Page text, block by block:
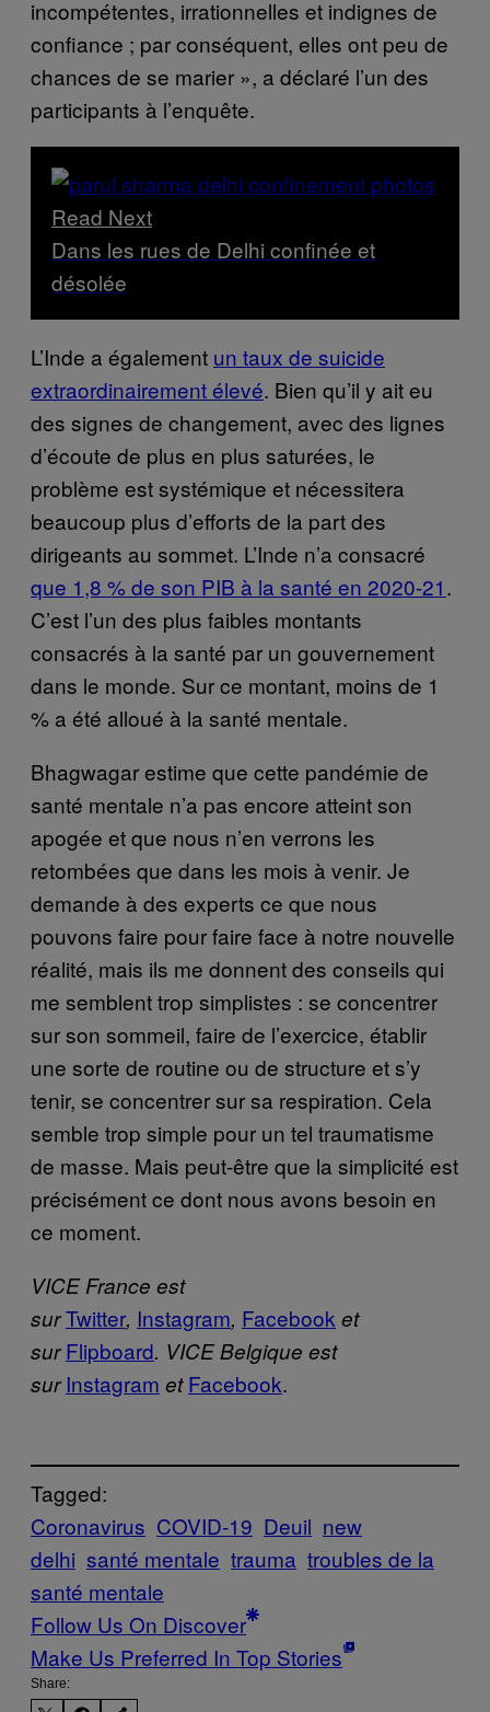
incompétentes, irrationnelles et indignes de
confiance ; par conséquent, elles ont peu de
chances de se marier », a déclaré l’un des
participants à l’enquête.
Read Next
Dans les rues de Delhi confinée et
désolée
L’Inde a également un taux de suicide
extraordinairement élevé. Bien qu’il y ait eu
des signes de changement, avec des lignes
d’écoute de plus en plus saturées, le
problème est systémique et nécessitera
beaucoup plus d’efforts de la part des
dirigeants au sommet. L’Inde n’a consacré
que 1,8 % de son PIB à la santé en 2020-21.
C’est l’un des plus faibles montants
consacrés à la santé par un gouvernement
dans le monde. Sur ce montant, moins de 1
% a été alloué à la santé mentale.
Bhagwagar estime que cette pandémie de
santé mentale n’a pas encore atteint son
apogée et que nous n’en verrons les
retombées que dans les mois à venir. Je
demande à des experts ce que nous
pouvons faire pour faire face à notre nouvelle
réalité, mais ils me donnent des conseils qui
me semblent trop simplistes : se concentrer
sur son sommeil, faire de l’exercice, établir
une sorte de routine ou de structure et s’y
tenir, se concentrer sur sa respiration. Cela
semble trop simple pour un tel traumatisme
de masse. Mais peut-être que la simplicité est
précisément ce dont nous avons besoin en
ce moment.
VICE France est
surTwitter, Instagram, Facebook et
sur Flipboard. VICE Belgique est
sur Instagram et Facebook.
Tagged:
Coronavirus COVID-19 Deuil new
delhi santé mentale trauma troubles de la
santé mentale
Follow Us On Discover
Make Us Preferred In Top Stories
Share: